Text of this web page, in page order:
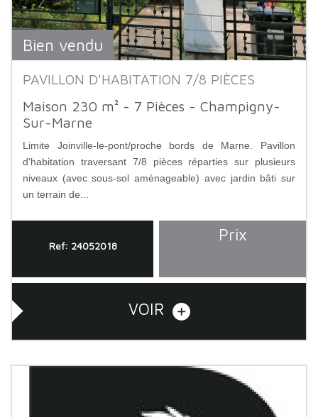
Bien vendu
PAVILLON D'HABITATION 7/8 PIÈCES
Maison 230 m² - 7 Pièces - Champigny-
Sur-Marne
Limite Joinville-le-pont/proche bords de Marne. Pavillon
d'habitation traversant 7/8 pièces réparties sur plusieurs
niveaux (avec sous-sol aménageable) avec jardin bâti sur
un terrain de...
Ref: 24052018
Prix
VOIR